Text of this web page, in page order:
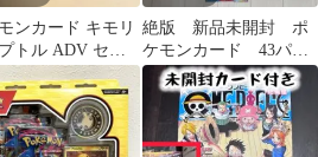
ンカード キモリ
トル ADV セブ
館 プロモ 3枚セ
絶版 新品未開封 ポ
ケモンカード 43パッ
クセット 拡張パック
151 他